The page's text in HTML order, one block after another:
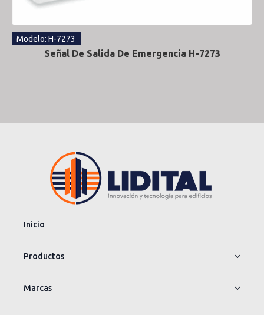
Modelo: H-7273
Señal De Salida De Emergencia H-7273
Inicio
Productos
Marcas